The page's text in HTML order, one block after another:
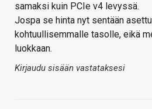
samaksi kuin PCIe v4 levyssä.
Jospa se hinta nyt sentään
kohtuullisemmalle tasolle, eikä
luokkaan.
Kirjaudu sisään vastataksesi